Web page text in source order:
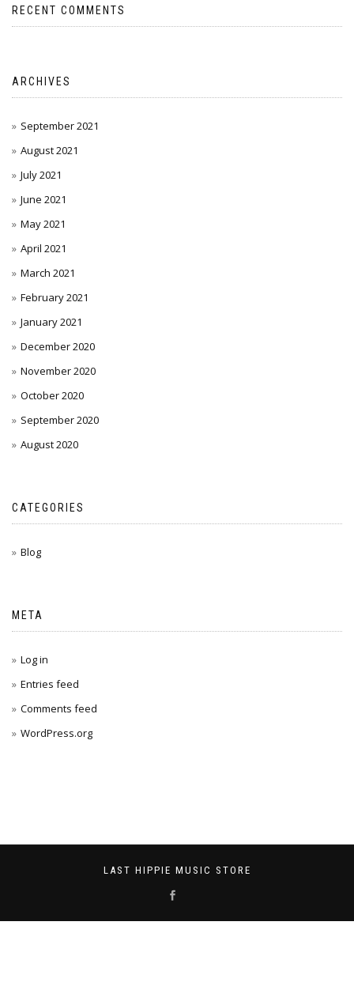
RECENT COMMENTS
ARCHIVES
September 2021
August 2021
July 2021
June 2021
May 2021
April 2021
March 2021
February 2021
January 2021
December 2020
November 2020
October 2020
September 2020
August 2020
CATEGORIES
Blog
META
Log in
Entries feed
Comments feed
WordPress.org
LAST HIPPIE MUSIC STORE